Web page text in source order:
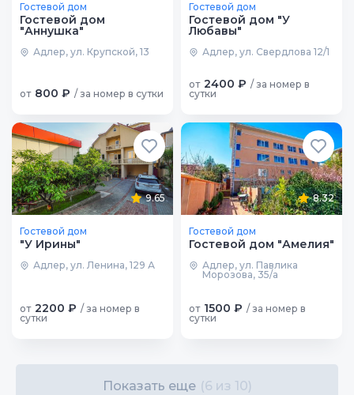
Гостевой дом
Гостевой дом
"Аннушка"
Адлер, ул. Крупской, 13
от 800 ₽ / за номер в сутки
Гостевой дом
Гостевой дом "У
Любавы"
Адлер, ул. Свердлова 12/1
от 2400 ₽ / за номер в
сутки
9.65
Гостевой дом
"У Ирины"
Адлер, ул. Ленина, 129 А
от 2200 ₽ / за номер в
сутки
8.32
Гостевой дом
Гостевой дом "Амелия"
Адлер, ул. Павлика
Морозова, 35/а
от 1500 ₽ / за номер в
сутки
Показать еще (6 из 10)